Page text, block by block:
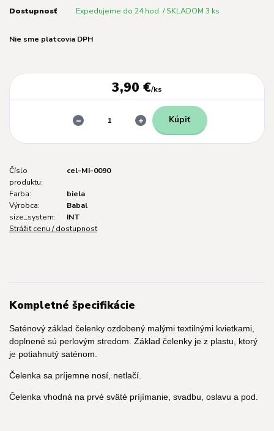
Dostupnosť Expedujeme do 24 hod. / SKLADOM 3 ks
Nie sme platcovia DPH
3,90 €/ks
Kúpiť
Číslo
produktu:
cel-MI-0090
Farba:
biela
Výrobca:
Babal
size_system:
INT
Strážiť cenu / dostupnosť
Kompletné špecifikácie
Saténový základ čelenky ozdobený malými textilnými kvietkami,
doplnené sú perlovým stredom. Základ čelenky je z plastu, ktorý
je potiahnutý saténom.
Čelenka sa príjemne nosí, netlačí.
Čelenka vhodná na prvé sväté príjímanie, svadbu, oslavu a pod.